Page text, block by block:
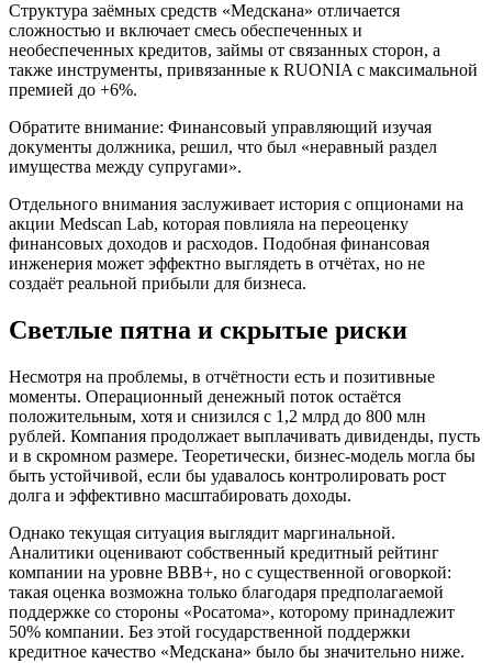
Структура заёмных средств «Медскана» отличается
сложностью и включает смесь обеспеченных и
необеспеченных кредитов, займы от связанных сторон, а
также инструменты, привязанные к RUONIA с максимальной
премией до +6%.
Обратите внимание: Финансовый управляющий изучая
документы должника, решил, что был «неравный раздел
имущества между супругами».
Отдельного внимания заслуживает история с опционами на
акции Medscan Lab, которая повлияла на переоценку
финансовых доходов и расходов. Подобная финансовая
инженерия может эффектно выглядеть в отчётах, но не
создаёт реальной прибыли для бизнеса.
Светлые пятна и скрытые риски
Несмотря на проблемы, в отчётности есть и позитивные
моменты. Операционный денежный поток остаётся
положительным, хотя и снизился с 1,2 млрд до 800 млн
рублей. Компания продолжает выплачивать дивиденды, пусть
и в скромном размере. Теоретически, бизнес-модель могла бы
быть устойчивой, если бы удавалось контролировать рост
долга и эффективно масштабировать доходы.
Однако текущая ситуация выглядит маргинальной.
Аналитики оценивают собственный кредитный рейтинг
компании на уровне BBB+, но с существенной оговоркой:
такая оценка возможна только благодаря предполагаемой
поддержке со стороны «Росатома», которому принадлежит
50% компании. Без этой государственной поддержки
кредитное качество «Медскана» было бы значительно ниже.